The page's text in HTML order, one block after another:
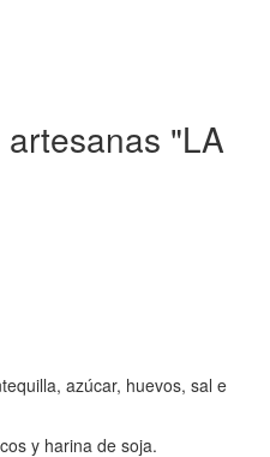
"LA
azúcar, huevos, sal e
y harina de soja.